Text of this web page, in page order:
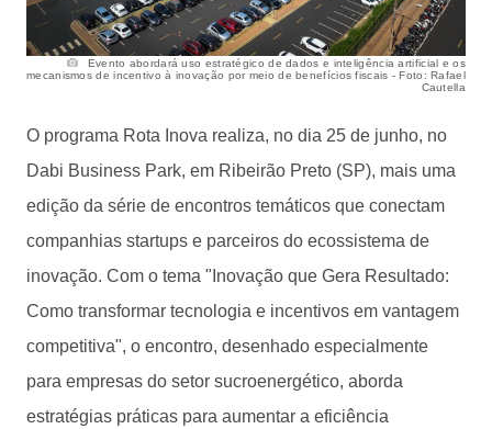
Evento abordará uso estratégico de dados e inteligência artificial e os
mecanismos de incentivo à inovação por meio de benefícios fiscais - Foto: Rafael
Cautella
O programa Rota Inova realiza, no dia 25 de junho, no
Dabi Business Park, em Ribeirão Preto (SP), mais uma
edição da série de encontros temáticos que conectam
companhias startups e parceiros do ecossistema de
inovação. Com o tema "Inovação que Gera Resultado:
Como transformar tecnologia e incentivos em vantagem
competitiva", o encontro, desenhado especialmente
para empresas do setor sucroenergético, aborda
estratégias práticas para aumentar a eficiência